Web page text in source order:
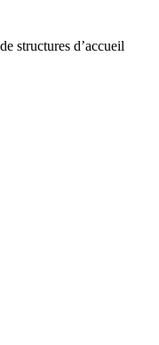
structures d’accueil